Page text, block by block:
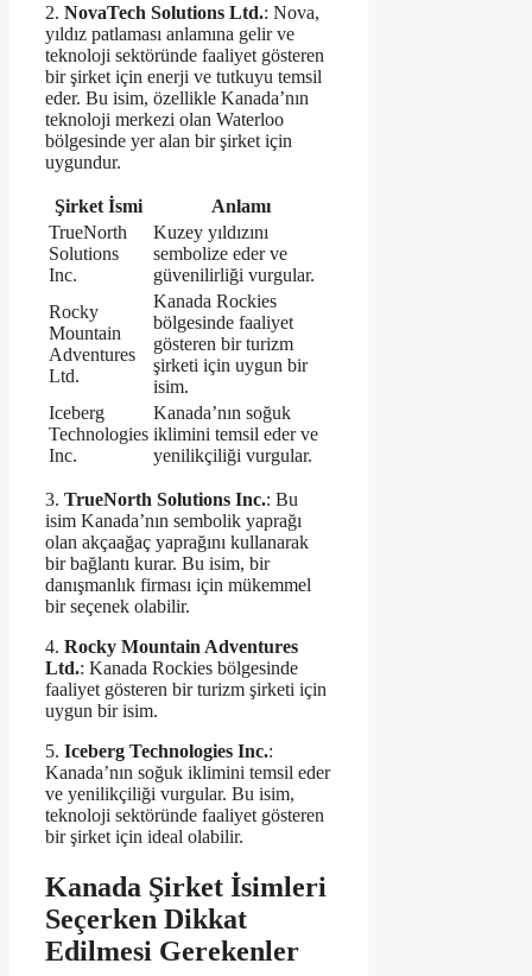
2. NovaTech Solutions Ltd.: Nova,
yıldız patlaması anlamına gelir ve
teknoloji sektöründe faaliyet gösteren
bir şirket için enerji ve tutkuyu temsil
eder. Bu isim, özellikle Kanada’nın
teknoloji merkezi olan Waterloo
bölgesinde yer alan bir şirket için
uygundur.
Şirket İsmi
Anlamı
TrueNorth
Solutions
Inc.
Kuzey yıldızını
sembolize eder ve
güvenilirliği vurgular.
Rocky
Mountain
Adventures
Ltd.
Kanada Rockies
bölgesinde faaliyet
gösteren bir turizm
şirketi için uygun bir
isim.
Iceberg
Technologies
Inc.
Kanada’nın soğuk
iklimini temsil eder ve
yenilikçiliği vurgular.
3. TrueNorth Solutions Inc.: Bu
isim Kanada’nın sembolik yaprağı
olan akçaağaç yaprağını kullanarak
bir bağlantı kurar. Bu isim, bir
danışmanlık firması için mükemmel
bir seçenek olabilir.
4. Rocky Mountain Adventures
Ltd.: Kanada Rockies bölgesinde
faaliyet gösteren bir turizm şirketi için
uygun bir isim.
5. Iceberg Technologies Inc.:
Kanada’nın soğuk iklimini temsil eder
ve yenilikçiliği vurgular. Bu isim,
teknoloji sektöründe faaliyet gösteren
bir şirket için ideal olabilir.
Kanada Şirket İsimleri
Seçerken Dikkat
Edilmesi Gerekenler